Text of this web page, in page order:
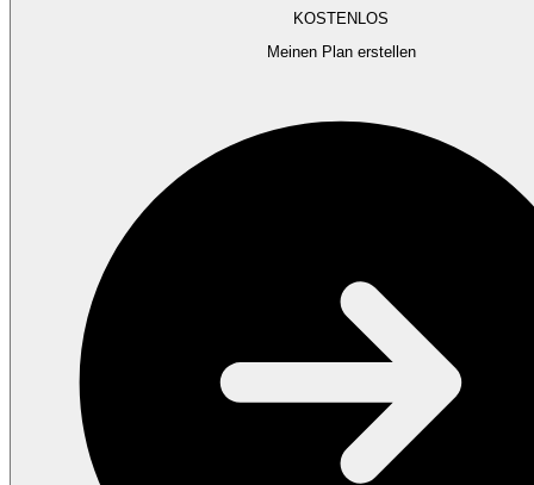
KOSTENLOS
Meinen Plan erstellen